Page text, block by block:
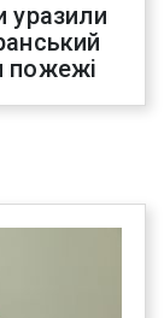
уразили
пожежі